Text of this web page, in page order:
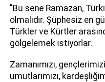
"Bu sene Ramazan,
olmalıdır. Şüphesiz en
Türkler ve Kürtler
gölgelemek istiyorlar.
Zamanımızı,
umutlarımızı,